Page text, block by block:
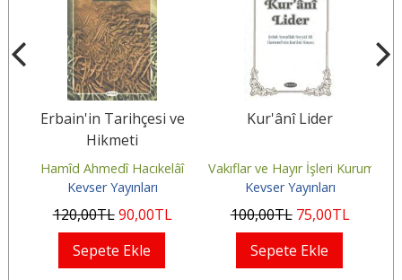
Erbain'in Tarihçesi ve
Hikmeti
Hamîd Ahmedî Hacıkelâî
Kevser Yayınları
120,00TL 90,00TL
Sepete Ekle
Kur'ânî Lider
Vakıflar ve Hayır İşleri Kurumu
Kevser Yayınları
100,00TL 75,00TL
Sepete Ekle